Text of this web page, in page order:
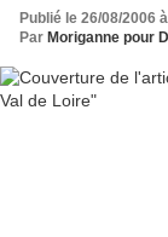
Publié le 26/08/2006
Par Moriganne pour